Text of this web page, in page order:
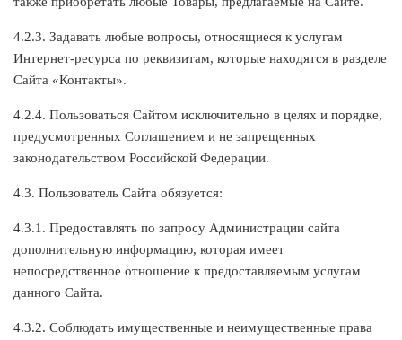
4.2.3. Задавать любые вопросы, относящиеся к услугам
Интернет-ресурса по реквизитам, которые находятся в разделе
Сайта «Контакты».
4.2.4. Пользоваться Сайтом исключительно в целях и порядке,
предусмотренных Соглашением и не запрещенных
законодательством Российской Федерации.
4.3. Пользователь Сайта обязуется:
4.3.1. Предоставлять по запросу Администрации сайта
дополнительную информацию, которая имеет
непосредственное отношение к предоставляемым услугам
данного Сайта.
4.3.2. Соблюдать имущественные и неимущественные права